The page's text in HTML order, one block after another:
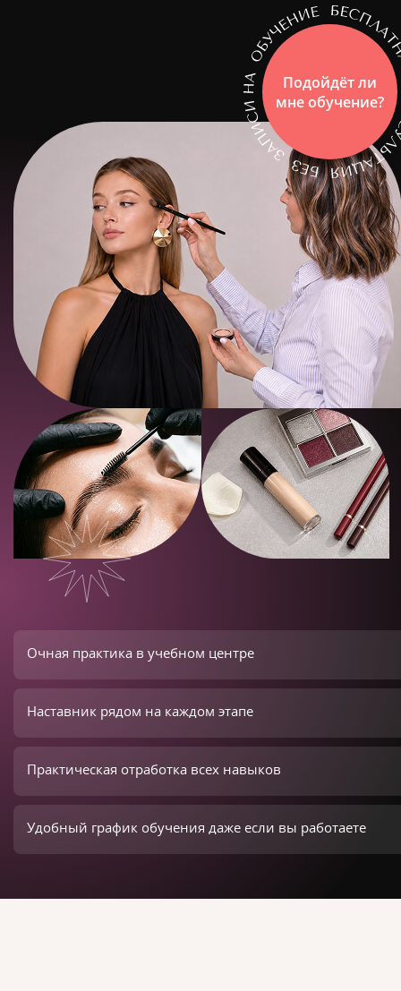
Подойдёт ли
мне обучение?
Очная практика в учебном центре
Наставник рядом на каждом этапе
Практическая отработка всех навыков
Удобный график обучения даже если вы работаете